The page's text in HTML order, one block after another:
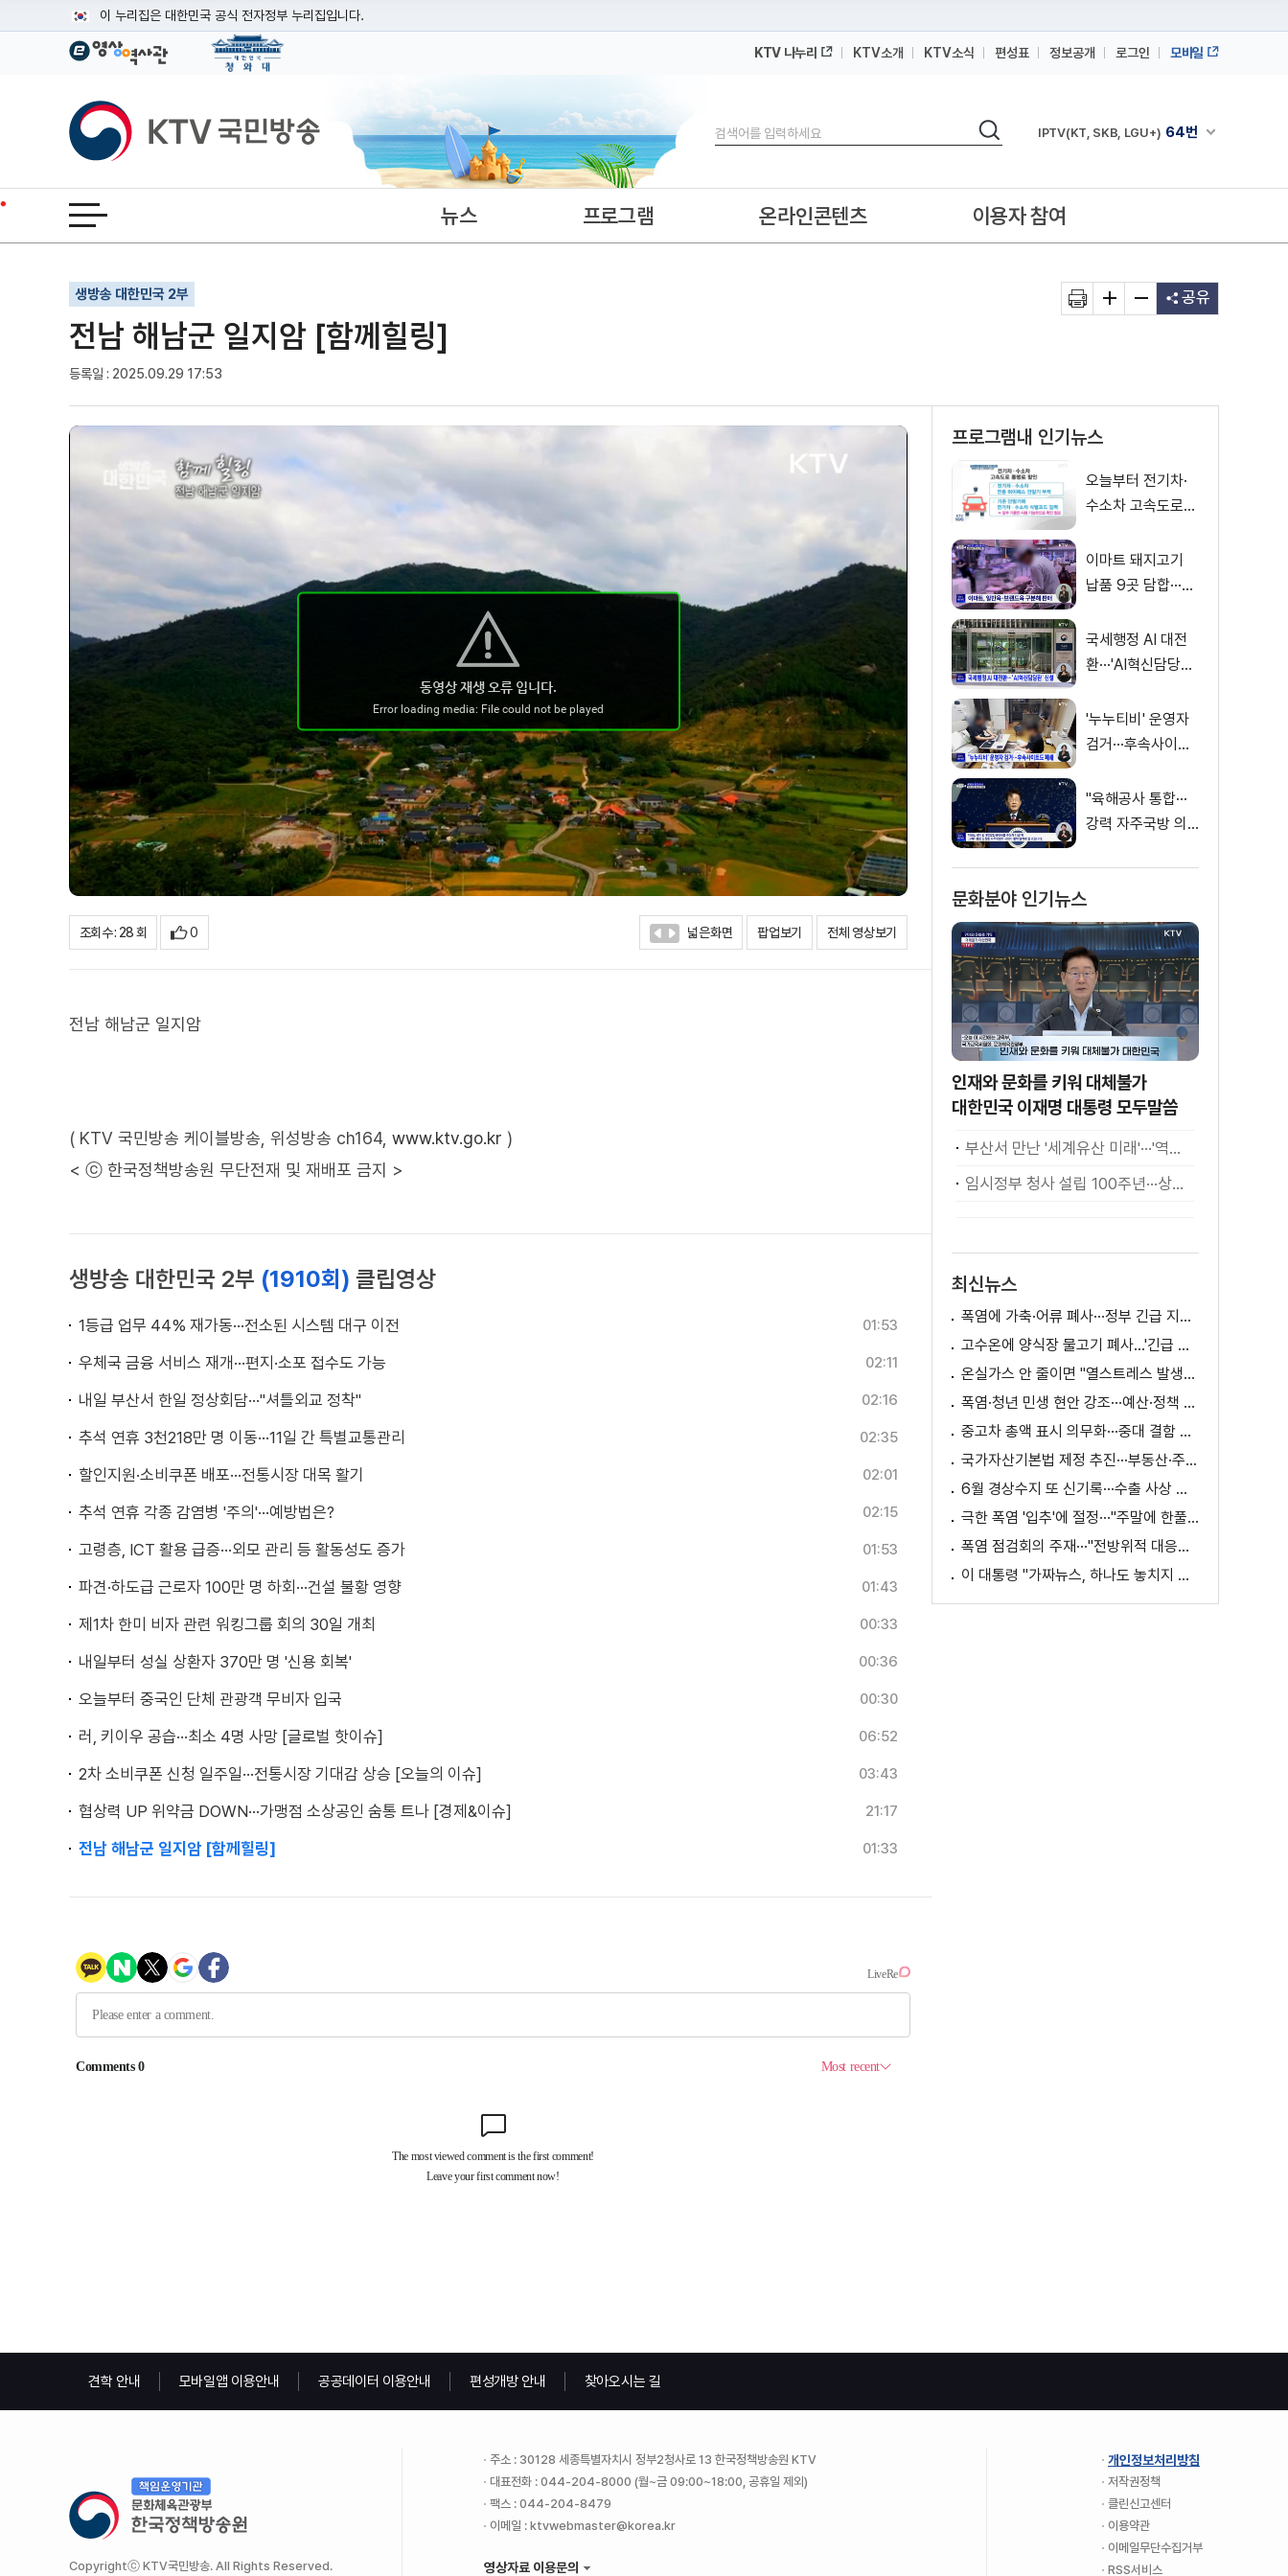
이 누리집은 대한민국 공식 전자정부 누리집입니다.
공식 누리집 주소 확인하기
이밖에 or.kr 또는 .kr등 다른 도메인 주소를 사용하고 있다면 아래 URL에서 도메인 주소를 확인해 보세요
운영중인 공식 누리집보기
KTV 나누리 KTV소개 KTV소식 편성표 정보공개 로그인 모바일
KTV국민방송
검색
검색 채널안내 펼쳐
IPTV(KT, SKB, LGU+) 64번
IPTV(KT, SKB, LGU+)
전체메뉴 열기 뉴스 프로그램 온라인콘텐츠 이용자 참여
생방송 대한민국 2부
전남 해남군 일지암 [함께힐링]
등록일 : 2025.09.29 17:53
기사인쇄
글자확대
글자축소 공유
조회수 : 28 회 0 넓은화면 팝업보기 전체 영상보기
전남 해남군 일지암
( KTV 국민방송 케이블방송, 위성방송 ch164, www.ktv.go.kr )
< ⓒ 한국정책방송원 무단전재 및 재배포 금지 >
생방송 대한민국 2부 (1910회) 클립영상
1등급 업무 44% 재가동···전소된 시스템 대구 이전 01:53
우체국 금융 서비스 재개···편지·소포 접수도 가능 02:11
내일 부산서 한일 정상회담···"셔틀외교 정착" 02:16
추석 연휴 3천218만 명 이동···11일 간 특별교통관리 02:35
할인지원·소비쿠폰 배포···전통시장 대목 활기 02:01
추석 연휴 각종 감염병 '주의'···예방법은? 02:15
고령층, ICT 활용 급증···외모 관리 등 활동성도 증가 01:53
파견·하도급 근로자 100만 명 하회···건설 불황 영향 01:43
제1차 한미 비자 관련 워킹그룹 회의 30일 개최 00:33
내일부터 성실 상환자 370만 명 '신용 회복' 00:36
오늘부터 중국인 단체 관광객 무비자 입국 00:30
러, 키이우 공습···최소 4명 사망 [글로벌 핫이슈] 06:52
2차 소비쿠폰 신청 일주일···전통시장 기대감 상승 [오늘의 이슈] 03:43
협상력 UP 위약금 DOWN···가맹점 소상공인 숨통 트나 [경제&이슈] 21:17
전남 해남군 일지암 [함께힐링] 01:33
프로그램내 인기뉴스
오늘부터 전기차·
수소차 고속도로
이마트 돼지고기
납품 9곳 담합···과
국세행정 AI 대전
환···'AI혁신담당관'
'누누티비' 운영자
검거···후속사이트
"육해공사 통합···
강력 자주국방 의
문화분야 인기뉴스
인재와 문화를 키워 대체불가
대한민국 이재명 대통령 모두말씀
부산서 만난 '세계유산 미래'···'역대 최고·최다' 기록
임시정부 청사 설립 100주년···상하이서 만난 K-컬처! [세계 속 한국]
최신뉴스
폭염에 가축·어류 폐사···정부 긴급 지원책 마련
고수온에 양식장 물고기 폐사...'긴급 방류' 지원
온실가스 안 줄이면 "열스트레스 발생일 29배 증가"
폭염·청년 민생 현안 강조···예산·정책 방향 제시
중고차 총액 표시 의무화···중대 결함 시 '계약 해제'
국가자산기본법 제정 추진···부동산·주식 등 통합 관리
6월 경상수지 또 신기록···수출 사상 첫 1천억 달러
극한 폭염 '입추'에 절정···"주말에 한풀 꺾인다"
폭염 점검회의 주재···"전방위적 대응체계 가동"
이 대통령 "가짜뉴스, 하나도 놓치지 말고 바로잡아야"
견학 안내 모바일앱 이용안내 공공데이터 이용안내 편성개방 안내 찾아오시는 길
Copyrightⓒ KTV국민방송. All Rights Reserved.
주소 : 30128 세종특별자치시 정부2청사로 13 한국정책방송원 KTV
대표전화 : 044-204-8000 (월~금 09:00~18:00, 공휴일 제외)
팩스 : 044-204-8479
이메일 : ktvwebmaster@korea.kr
영상자료 이용문의
개인정보처리방침
저작권정책
클린신고센터
이용약관
이메일무단수집거부
RSS서비스